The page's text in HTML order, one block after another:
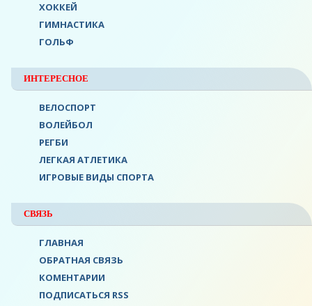
ХОККЕЙ
ГИМНАСТИКА
ГОЛЬФ
ИНТЕРЕСНОЕ
ВЕЛОСПОРТ
ВОЛЕЙБОЛ
РЕГБИ
ЛЕГКАЯ АТЛЕТИКА
ИГРОВЫЕ ВИДЫ СПОРТА
СВЯЗЬ
ГЛАВНАЯ
ОБРАТНАЯ СВЯЗЬ
КОМЕНТАРИИ
ПОДПИСАТЬСЯ RSS